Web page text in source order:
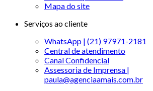
Mapa do site
Serviços ao cliente
WhatsApp | (21) 97971-2181
Central de atendimento
Canal Confidencial
Assessoria de Imprensa |
paula@agenciaamais.com.br